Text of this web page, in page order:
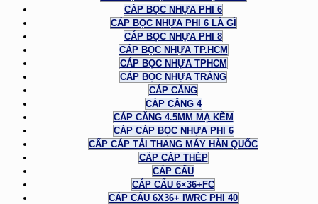
CÁP BỌC NHỰA PHI 6
CÁP BỌC NHỰA PHI 6 LÀ GÌ
CÁP BỌC NHỰA PHI 8
CÁP BỌC NHỰA TP.HCM
CÁP BỌC NHỰA TPHCM
CÁP BỌC NHỰA TRẮNG
CÁP CĂNG
CÁP CĂNG 4
CÁP CĂNG 4.5MM MẠ KẼM
CÁP CÁP BỌC NHỰA PHI 6
CẤP CÁP TẢI THANG MÁY HÀN QUỐC
CẤP CÁP THÉP
CÁP CẨU
CÁP CẨU 6×36+FC
CÁP CẨU 6X36+ IWRC PHI 40